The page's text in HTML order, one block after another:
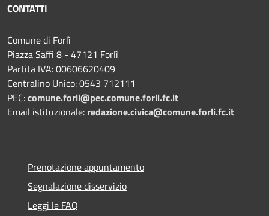
CONTATTI
Comune di Forlì
Piazza Saffi 8 - 47121 Forlì
Partita IVA: 00606620409
Centralino Unico: 0543 712111
PEC:comune.forli@pec.comune.forli.fc.it
Email istituzionale: redazione.civica@comune.forli.fc.it
Prenotazione appuntamento
Segnalazione disservizio
Leggi le FAQ